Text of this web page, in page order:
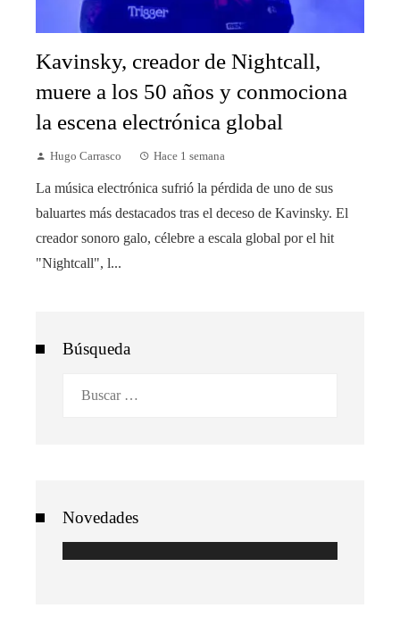
Kavinsky, creador de Nightcall,
muere a los 50 años y conmociona
la escena electrónica global
Hugo Carrasco Hace 1 semana
La música electrónica sufrió la pérdida de uno de sus
baluartes más destacados tras el deceso de Kavinsky. El
creador sonoro galo, célebre a escala global por el hit
"Nightcall", l...
Búsqueda
Novedades